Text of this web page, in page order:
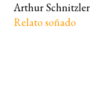
Arthur Schnitzler
Relato soñado